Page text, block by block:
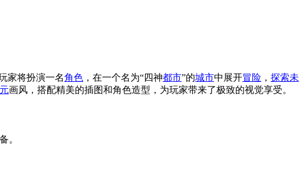
家将扮演一名角色 ，在一个名为“四神都市”的城市中展开冒险 ， 探索未
画风，搭配精美的插图和角色造型，为玩家带来了极致的视觉享受。
。